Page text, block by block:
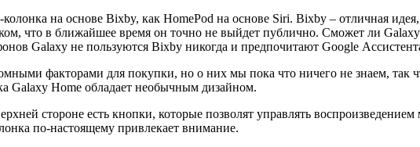
на основе Bixby, как HomePod на основе Siri. Bixby – отличная
что в ближайшее время он точно не выйдет публично. Сможет ли
Galaxy не пользуются Bixby никогда и предпочитают Google
факторами для покупки, но о них мы пока что ничего не знаем,
Galaxy Home обладает необычным дизайном.
стороне есть кнопки, которые позволят управлять
по-настоящему привлекает внимание.